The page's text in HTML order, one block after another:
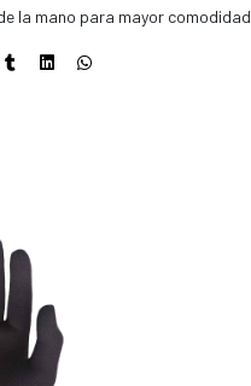
la mano para mayor comodidad